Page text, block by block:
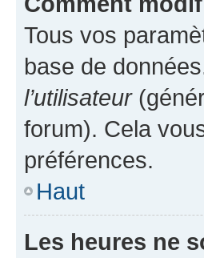
Tous vos
base de
l’utilisateur
forum). Cela
préférences.
Haut
Les heures ne